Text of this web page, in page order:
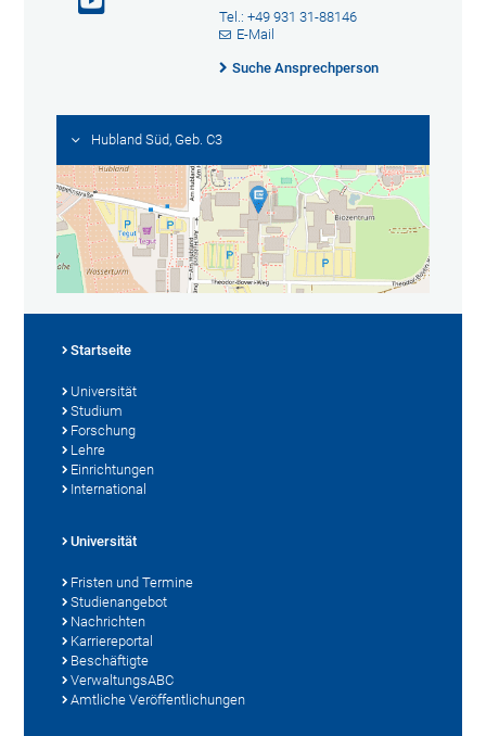
Tel.: +49 931 31-88146
E-Mail
Suche Ansprechperson
Hubland Süd, Geb. C3
Startseite
Universität
Studium
Forschung
Lehre
Einrichtungen
International
Universität
Fristen und Termine
Studienangebot
Nachrichten
Karriereportal
Beschäftigte
VerwaltungsABC
Amtliche Veröffentlichungen